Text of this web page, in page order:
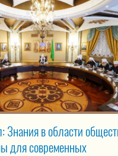
Знания в области
для современных